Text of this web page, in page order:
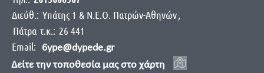
Διεύθ.: Yπάτης 1 & Ν.Ε.Ο. Πατρών-Αθηνών,
Πάτρα τ.κ.: 26 441
Email:
6ype@dypede.gr
Δείτε την τοποθεσία μας στο χάρτη